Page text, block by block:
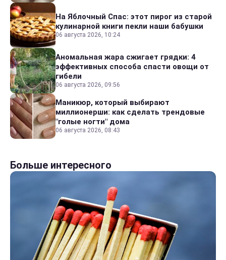
На Яблочный Спас: этот пирог из старой
кулинарной книги пекли наши бабушки
06 августа 2026, 10:24
Аномальная жара сжигает грядки: 4
эффективных способа спасти овощи от
гибели
06 августа 2026, 09:56
Маникюр, который выбирают
миллионерши: как сделать трендовые
"голые ногти" дома
06 августа 2026, 08:43
Больше интересного